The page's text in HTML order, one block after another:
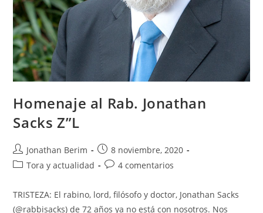
Homenaje al Rab. Jonathan
Sacks Z”L
Autor
de
Jonathan Berim
Entrada
publicada:
8 noviembre, 2020
Categoría
entrada:
Tora y actualidad
Comentarios
la
entrada:
4 comentarios
TRISTEZA: El rabino, lord, filósofo y doctor, Jonathan Sacks
(@rabbisacks) de 72 años ya no está con nosotros. Nos